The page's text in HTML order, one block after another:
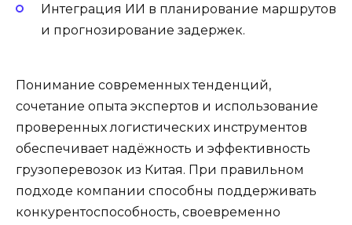
Интеграция ИИ в планирование маршрутов
и прогнозирование задержек.
Понимание современных тенденций,
сочетание опыта экспертов и использование
проверенных логистических инструментов
обеспечивает надёжность и эффективность
грузоперевозок из Китая. При правильном
подходе компании способны поддерживать
конкурентоспособность, своевременно